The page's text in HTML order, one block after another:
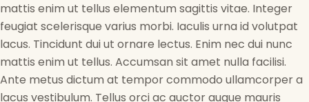
mattis enim ut tellus elementum sagittis vitae. Integer
feugiat scelerisque varius morbi. Iaculis urna id volutpat
lacus. Tincidunt dui ut ornare lectus. Enim nec dui nunc
mattis enim ut tellus. Accumsan sit amet nulla facilisi.
Ante metus dictum at tempor commodo ullamcorper a
lacus vestibulum. Tellus orci ac auctor augue mauris